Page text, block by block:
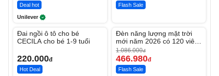
Deal hot
Unilever
Flash Sale
Đai ngồi ô tô cho bé
CECILA cho bé 1-9 tuổi
220.000đ
Hot Deal
-56%
Đèn năng lượng mặt trời
mới năm 2026 có 120 viên
LED lớn
1.086.000đ
466.980đ
Flash Sale